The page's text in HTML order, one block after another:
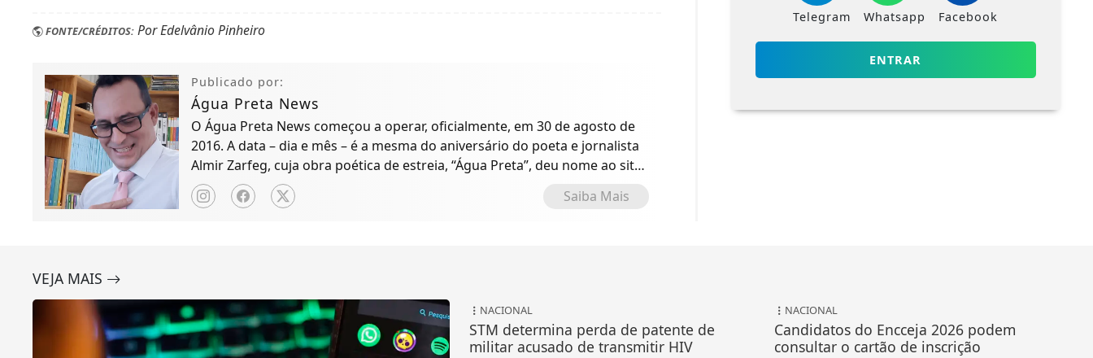
FONTE/CRÉDITOS: Por Edelvânio Pinheiro
Publicado por:
Água Preta News
O Água Preta News começou a operar, oficialmente, em 30 de agosto de
2016. A data – dia e mês – é a mesma do aniversário do poeta e jornalista
Almir Zarfeg, cuja obra poética de estreia, “Água Preta”, deu nome ao site
de notícias e entretenimento.
Saiba Mais
Telegram Whatsapp Facebook
ENTRAR
VEJA MAIS
NACIONAL
STM determina perda de patente de
militar acusado de transmitir HIV
NACIONAL
Candidatos do Encceja 2026 podem
consultar o cartão de inscrição